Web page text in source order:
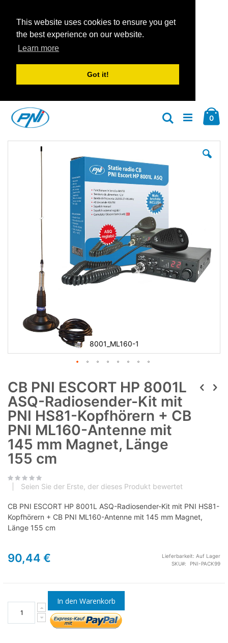
This website uses cookies to ensure you get
the best experience on our website.
Learn more
Got it!
Inhalt
springen
0
Suche
8001_ML160-1
CB PNI ESCORT HP 8001L
ASQ-Radiosender-Kit mit
PNI HS81-Kopfhörern + CB
PNI ML160-Antenne mit
145 mm Magnet, Länge
155 cm
Seien Sie der Erste, der dieses Produkt bewertet
CB PNI ESCORT HP 8001L ASQ-Radiosender-Kit mit PNI HS81-
Kopfhörern + CB PNI ML160-Antenne mit 145 mm Magnet,
Länge 155 cm
90,44 € Lieferbarkeit: Auf Lager
SKU
PNI-PACK99
In den Warenkorb